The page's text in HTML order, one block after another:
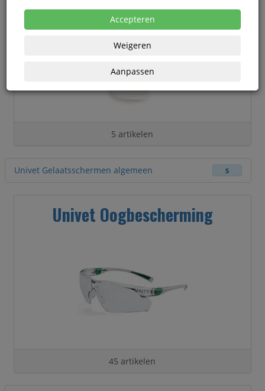
5 artikelen
Univet Gelaatsschermen algemeen 5
Univet Oogbescherming
45 artikelen
Accepteren
Weigeren
Aanpassen